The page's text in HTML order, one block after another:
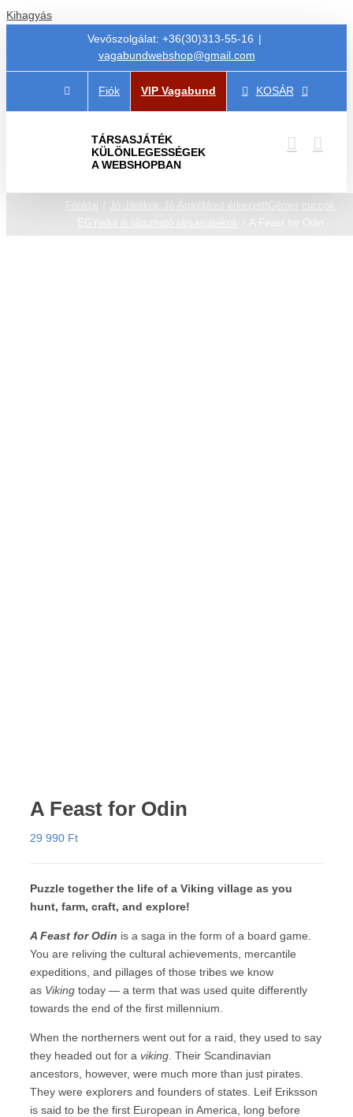
Kihagyás
Vevőszolgálat: +36(30)313-55-16 |
vagabundwebshop@gmail.com
Fiók VIP Vagabund KOSÁR
TÁRSASJÁTÉK
KÜLÖNLEGESSÉGEK
A WEBSHOPBAN
Főoldal Jó Játékok Jó Áron! Most érkezett!
Gémer cuccok
A Feast for Odin
A Feast for Odin
29 990 Ft
Puzzle together the life of a Viking village as you
hunt, farm, craft, and explore!
A Feast for Odin is a saga in the form of a board game.
You are reliving the cultural achievements, mercantile
expeditions, and pillages of those tribes we know
as Viking today — a term that was used quite differently
towards the end of the first millennium.
When the northerners went out for a raid, they used to say
they headed out for a viking . Their Scandinavian
ancestors, however, were much more than just pirates.
They were explorers and founders of states. Leif Eriksson
is said to be the first European in America, long before